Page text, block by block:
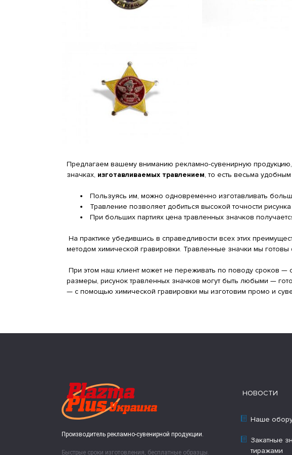
Предлагаем вашему вниманию рекламно-сувенирную
значках, изготавливаемых травлением, то есть весьма
Пользуясь им, можно одновременно изготавливать
Травление позволяет добиться высокой точности
При больших партиях цена травленных значков
На практике убедившись в справедливости всех этих
методом химической гравировки. Травленные значки мы
При этом наш клиент может не переживать по поводу сроков
размеры, рисунок травленных значков могут быть любыми —
— с помощью химической гравировки мы изготовим промо и
Производитель рекламно-сувенирной продукции.
Быстрые сроки изготовления, бесплатные образцы.
НОВОСТИ
Наше
Закатные
тиражами